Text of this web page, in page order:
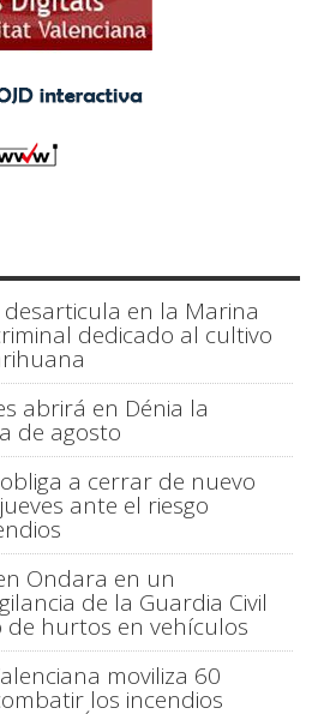
desarticula en la Marina
dedicado al cultivo
abrirá en Dénia la
de agosto
a cerrar de nuevo
ante el riesgo
Ondara en un
de la Guardia Civil
hurtos en vehículos
moviliza 60
los incendios